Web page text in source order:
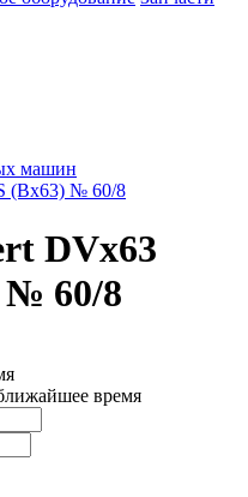
машин
(Bx63) № 60/8
DVx63
№ 60/8
время